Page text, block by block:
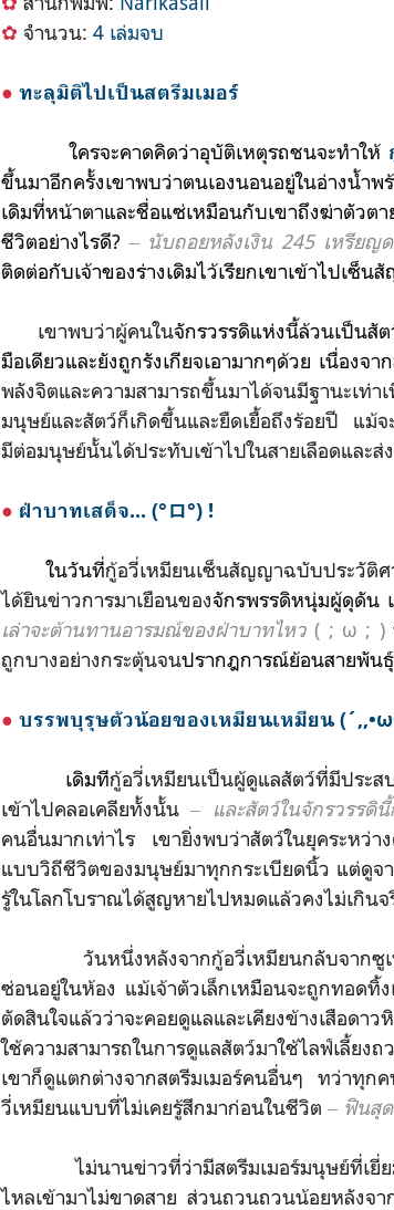
✿ จำนวน: 4 เล่มจบ
● ทะลุมิติไปเป็นสตรีมเมอร์
ใครจะคาดคิดว่าอุบัติเหตุรถชนจะทำให้
ขึ้นมาอีกครั้งเขาพบว่าตนเองนอนอยู่ในอ่างน้ำ
เดิมที่หน้าตาและชื่อแซ่เหมือนกับเขาถึงฆ่าตัว
ชีวิตอย่างไรดี? ‒ นับถอยหลังเงิน 245 เหรียญด
ติดต่อกับเจ้าของร่างเดิมไว้เรียกเขาเข้าไปเซ็น
เขาพบว่าผู้คนในจักรวรรดิแห่งนี้ล้วนเป็นสั
มือเดียวและยังถูกรังเกียจเอามากๆด้วย เนื่องจา
พลังจิตและความสามารถขึ้นมาได้จนมีฐานะเท่
มนุษย์และสัตว์ก็เกิดขึ้นและยืดเยื้อถึงร้อยปี แม้
มีต่อมนุษย์นั้นได้ประทับเข้าไปในสายเลือดและส่
● ฝ่าบาทเสด็จ... (°ロ°) !
ในวันที่กู้อวี่เหมียนเซ็นสัญญาฉบับประวัติ
ได้ยินข่าวการมาเยือนของจักรพรรดิหนุ่มผู้ดุดัน
เล่าจะต้านทานอารมณ์ของฝ่าบาทไหว( ; ω ; )
ถูกบางอย่างกระตุ้นจนปรากฎการณ์ย้อนสายพันธุ์
● บรรพบุรุษตัวน้อยของเหมียนเหมียน
เดิมทีกู้อวี่เหมียนเป็นผู้ดูแลสัตว์ที่มีประส
เข้าไปคลอเคลียทั้งนั้น‒ และสัตว์ในจักรวรรดิ
คนอื่นมากเท่าไร เขายิ่งพบว่าสัตว์ในยุคระหว่
แบบวิถีชีวิตของมนุษย์มาทุกกระเบียดนิ้ว แต่ดู
รู้ในโลกโบราณได้สูญหายไปหมดแล้วคงไม่เกินจ
วันหนึ่งหลังจากกู้อวี่เหมียนกลับจากซูเปอ
ซ่อนอยู่ในห้อง แม้เจ้าตัวเล็กเหมือนจะถูกทอด
ตัดสินใจแล้วว่าจะคอยดูแลและเคียงข้างเสือดาว
ใช้ความสามารถในการดูแลสัตว์มาใช้ไลฟ์เลี้ย
เขาก็ดูแตกต่างจากสตรีมเมอร์คนอื่นๆ ทว่าทุก
วี่เหมียนแบบที่ไม่เคยรู้สึกมาก่อนในชีวิต ‒ ฟินสุ
ไม่นานข่าวที่ว่ามีสตรีมเมอร์มนุษย์ที่เยี่ยม
ไหลเข้ามาไม่ขาดสาย ส่วนถวนถวนน้อยหลังจ